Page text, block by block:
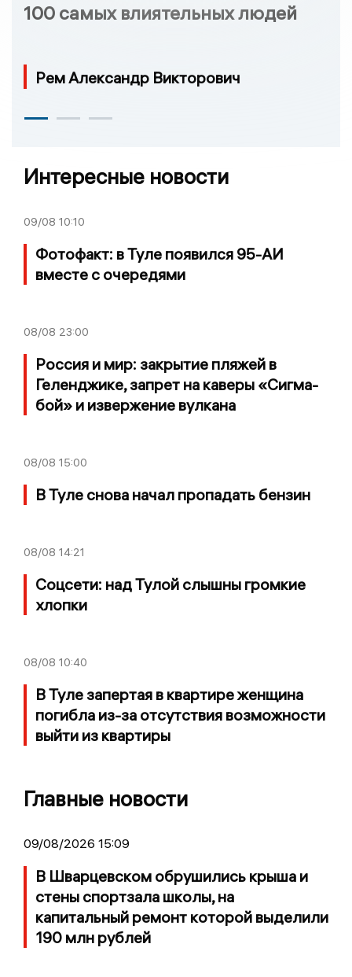
100 самых влиятельных людей
Рем Александр Викторович
Интересные новости
09/08 10:10
Фотофакт: в Туле появился 95-АИ
вместе с очередями
08/08 23:00
Россия и мир: закрытие пляжей в
Геленджике, запрет на каверы «Сигма-
бой» и извержение вулкана
08/08 15:00
В Туле снова начал пропадать бензин
08/08 14:21
Соцсети: над Тулой слышны громкие
хлопки
08/08 10:40
В Туле запертая в квартире женщина
погибла из-за отсутствия возможности
выйти из квартиры
Главные новости
09/08/2026 15:09
В Шварцевском обрушились крыша и
стены спортзала школы, на
капитальный ремонт которой выделили
190 млн рублей